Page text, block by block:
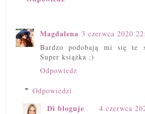
Magdalena 3 czerwca 2020
Bardzo podobają mi się te
Super książka :)
Odpowiedz
Odpowiedzi
Di bloguje
4 czerwca